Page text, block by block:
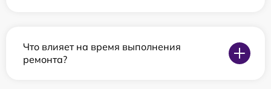
Что влияет на время выполнения
ремонта?